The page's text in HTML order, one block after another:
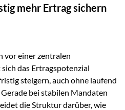
mehr Ertrag sichern
vor einer zentralen
das Ertragspotenzial
steigern, auch ohne laufend
bei stabilen Mandaten
die Struktur darüber, wie